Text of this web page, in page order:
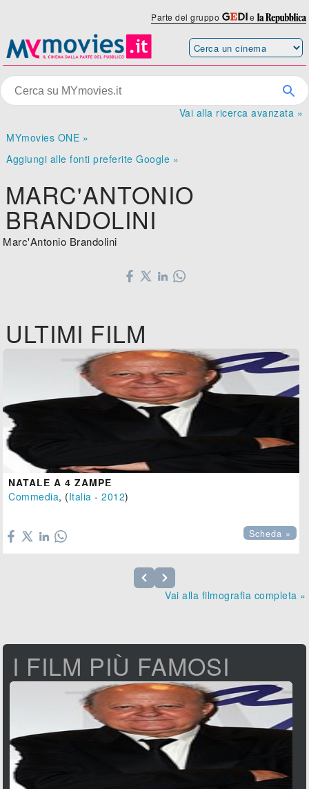
Parte del gruppo e
Vai alla ricerca avanzata »
MYmovies ONE »
Aggiungi alle fonti preferite Google »
MARC'ANTONIO
BRANDOLINI
Marc'Antonio Brandolini
ULTIMI FILM
NATALE A 4 ZAMPE
Commedia, (Italia -2012)
Scheda »
Vai alla filmografia completa »
I FILM PIÙ FAMOSI